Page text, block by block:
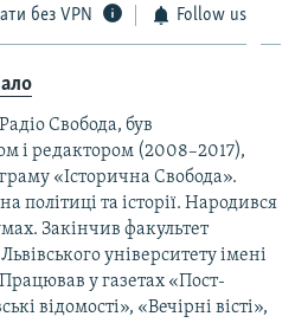
без VPN Follow us
Свобода, був
і редактором (2008–2017),
«Історична Свобода».
політиці та історії. Народився
Закінчив факультет
університету імені
у газетах «Пост-
відомості», «Вечірні вісті»,